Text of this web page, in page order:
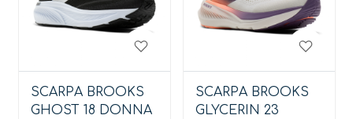
SCARPA BROOKS
GHOST 18 DONNA
SCARPA BROOKS
GLYCERIN 23